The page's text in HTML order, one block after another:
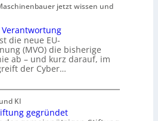
jetzt wissen und
die neue EU-
(MVO) die bisherige
ab – und kurz darauf, im
der Cyber…
KI
gegründet